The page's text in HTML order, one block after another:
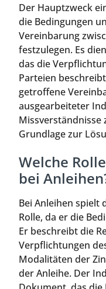
Der Hauptzweck
die Bedingungen
Vereinbarung
festzulegen. Es
das die
Parteien
getroffene
ausgearbeiteter
Missverständnisse
Grundlage zur
Welche
bei
Bei Anleihen spielt
Rolle, da er die
Er beschreibt die
Verpflichtungen
Modalitäten der
der Anleihe. Der